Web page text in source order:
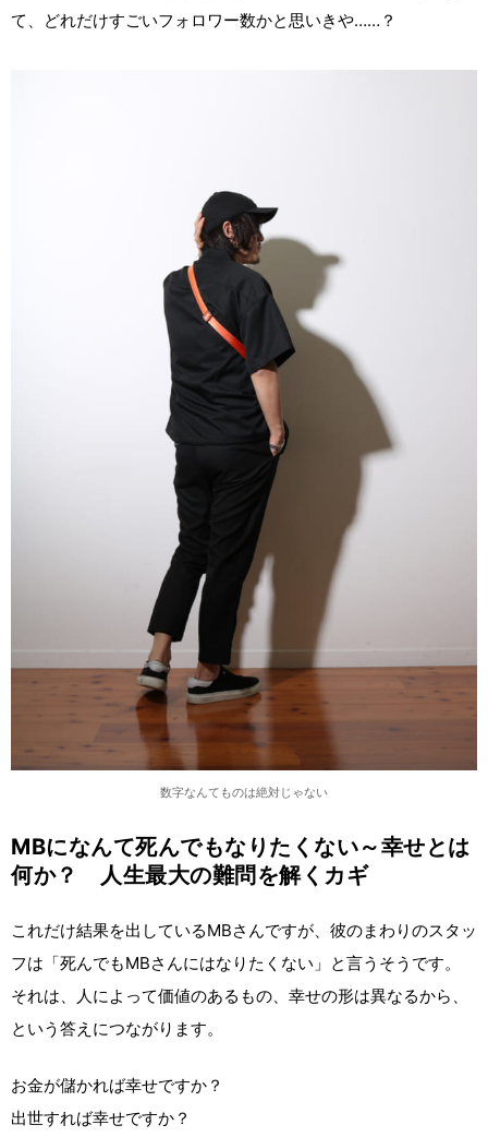
て、どれだけすごいフォロワー数かと思いきや……？
数字なんてものは絶対じゃない
MBになんて死んでもなりたくない～幸せとは
何か？ 人生最大の難問を解くカギ
これだけ結果を出しているMBさんですが、彼のまわりのスタッ
フは「死んでもMBさんにはなりたくない」と言うそうです。
それは、人によって価値のあるもの、幸せの形は異なるから、
という答えにつながります。
お金が儲かれば幸せですか？
出世すれば幸せですか？